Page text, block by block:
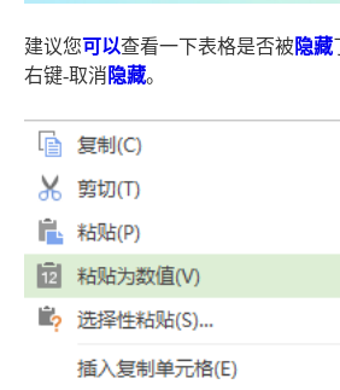
建议您可以查看一下表格是否被隐藏
右键-取消 隐藏。